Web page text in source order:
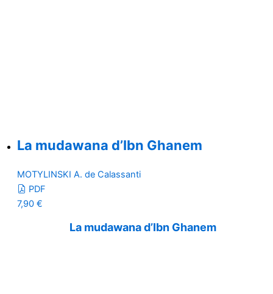
La mudawana d’Ibn Ghanem
MOTYLINSKI A. de Calassanti
PDF
7,90 €
La mudawana d’Ibn Ghanem